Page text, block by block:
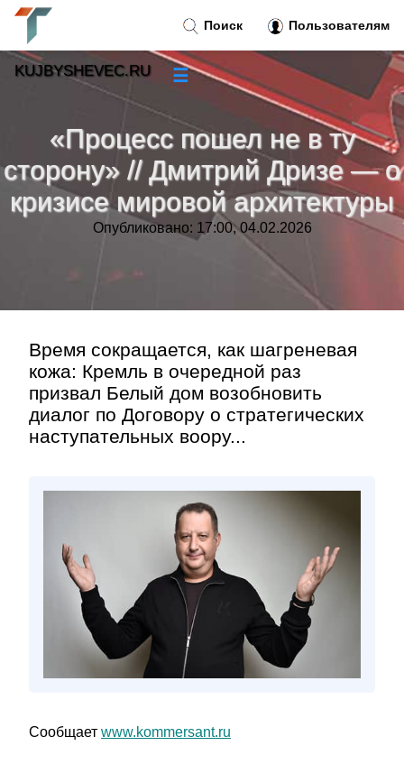
«Процесс пошел не в ту
сторону» // Дмитрий Дризе — о
кризисе мировой архитектуры
Опубликовано: 17:00, 04.02.2026
Время сокращается, как шагреневая
кожа: Кремль в очередной раз
призвал Белый дом возобновить
диалог по Договору о стратегических
наступательных воору...
Сообщает www.kommersant.ru
Поиск Пользователям
KUJBYSHEVEC.RU ☰
Новости»
Тренды новостей»
Рубрики»
Контакт»